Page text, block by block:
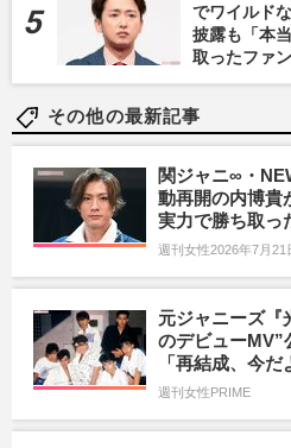
でワイルド
披露も「本
取ったファ
その他の最新記事
関ジャニ∞・
動再開の内博貴
実力で勝ち取っ
週刊女性2026年7月21
元ジャニーズ『
のデビューMV”
「再結成、今
週刊女性PRIME